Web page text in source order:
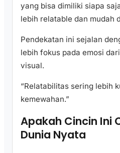
yang bisa dimiliki siapa
lebih relatable dan mudah
Pendekatan ini sejalan
lebih fokus pada emosi
visual.
“Relatabilitas sering lebih
kemewahan.”
Apakah Cincin Ini
Dunia Nyata